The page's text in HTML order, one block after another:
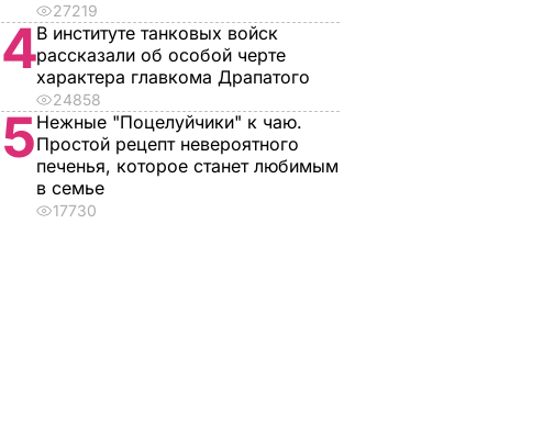
27219
4В институте танковых войск
рассказали об особой черте
характера главкома Драпатого
24858
5Нежные "Поцелуйчики" к чаю.
Простой рецепт невероятного
печенья, которое станет любимым
в семье
17730